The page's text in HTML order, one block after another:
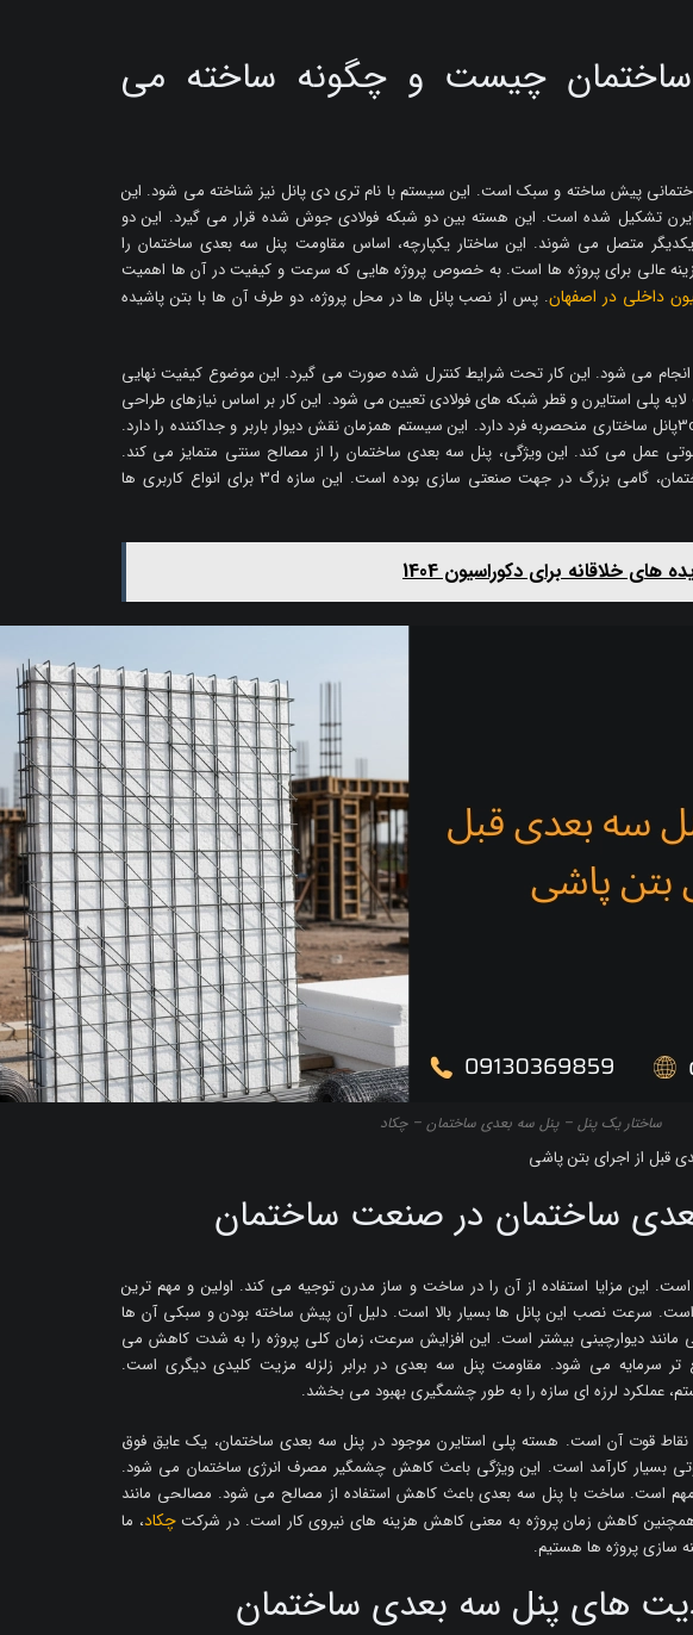
چیست و چگونه ساخته می
پیش ساخته و سبک است. این سیستم با نام تری دی پانل نیز شناخته می شود. این
تشکیل شده است. این هسته بین دو شبکه فولادی جوش شده قرار می گیرد. این دو
متصل می شوند. این ساختار یکپارچه، اساس مقاومت پنل سه بعدی ساختمان را
عالی برای پروژه ها است. به خصوص پروژه هایی که سرعت و کیفیت در آن ها اهمیت
داخلی در اصفهان. پس از نصب پانل ها در محل پروژه، دو طرف آن ها با بتن پاشیده
انجام می شود. این کار تحت شرایط کنترل شده صورت می گیرد. این موضوع کیفیت نهایی
پلی استایرن و قطر شبکه های فولادی تعیین می شود. این کار بر اساس نیازهای طراحی
و محاسبات سازه ای است. سیستم 3dپانل ساختاری منحصربه فرد دارد. این سیستم همزمان نقش دیوار باربر و جداکننده را دارد.
عمل می کند. این ویژگی، پنل سه بعدی ساختمان را از مصالح سنتی متمایز می کند.
معرفی تری دی پانل به صنعت ساختمان، گامی بزرگ در جهت صنعتی سازی بوده است. این سازه 3d برای انواع کاربری ها
های خلاقانه برای دکوراسیون 1404
ساختار یک پنل – پنل سه‌ بعدی ساختمان – چکاد
ساختمان در صنعت ساختمان
این مزایا استفاده از آن را در ساخت و ساز مدرن توجیه می کند. اولین و مهم ترین
سرعت نصب این پانل ها بسیار بالا است. دلیل آن پیش ساخته بودن و سبکی آن ها
دیوارچینی بیشتر است. این افزایش سرعت، زمان کلی پروژه را به شدت کاهش می
سرمایه می شود. مقاومت پنل سه بعدی در برابر زلزله مزیت کلیدی دیگری است.
عملکرد لرزه ای سازه را به طور چشمگیری بهبود می بخشد.
نقاط قوت آن است. هسته پلی استایرن موجود در پنل سه بعدی ساختمان، یک عایق فوق
بسیار کارآمد است. این ویژگی باعث کاهش چشمگیر مصرف انرژی ساختمان می شود.
مهم است. ساخت با پنل سه بعدی باعث کاهش استفاده از مصالح می شود. مصالحی مانند
کاهش زمان پروژه به معنی کاهش هزینه های نیروی کار است. در شرکتچکاد، ما
سازی پروژه ها هستیم.
های پنل سه بعدی ساختمان